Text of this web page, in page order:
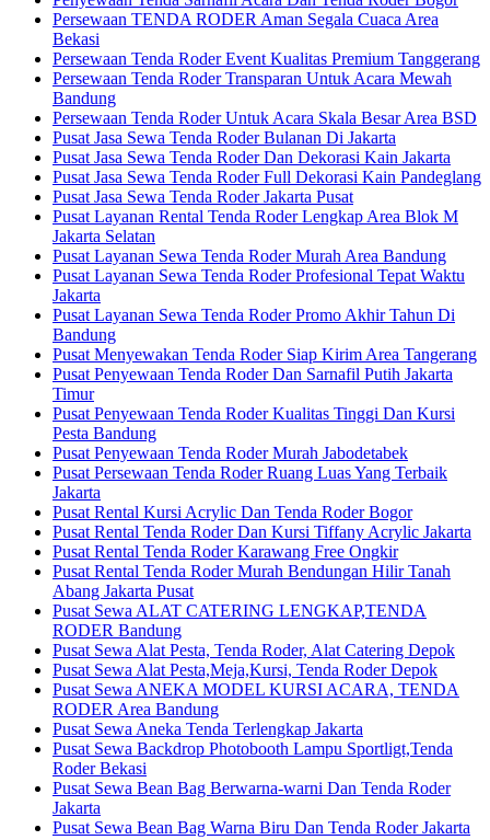
Persewaan TENDA RODER Aman Segala Cuaca Area
Bekasi
Persewaan Tenda Roder Event Kualitas Premium Tanggerang
Persewaan Tenda Roder Transparan Untuk Acara Mewah
Bandung
Persewaan Tenda Roder Untuk Acara Skala Besar Area BSD
Pusat Jasa Sewa Tenda Roder Bulanan Di Jakarta
Pusat Jasa Sewa Tenda Roder Dan Dekorasi Kain Jakarta
Pusat Jasa Sewa Tenda Roder Full Dekorasi Kain Pandeglang
Pusat Jasa Sewa Tenda Roder Jakarta Pusat
Pusat Layanan Rental Tenda Roder Lengkap Area Blok M
Jakarta Selatan
Pusat Layanan Sewa Tenda Roder Murah Area Bandung
Pusat Layanan Sewa Tenda Roder Profesional Tepat Waktu
Jakarta
Pusat Layanan Sewa Tenda Roder Promo Akhir Tahun Di
Bandung
Pusat Menyewakan Tenda Roder Siap Kirim Area Tangerang
Pusat Penyewaan Tenda Roder Dan Sarnafil Putih Jakarta
Timur
Pusat Penyewaan Tenda Roder Kualitas Tinggi Dan Kursi
Pesta Bandung
Pusat Penyewaan Tenda Roder Murah Jabodetabek
Pusat Persewaan Tenda Roder Ruang Luas Yang Terbaik
Jakarta
Pusat Rental Kursi Acrylic Dan Tenda Roder Bogor
Pusat Rental Tenda Roder Dan Kursi Tiffany Acrylic Jakarta
Pusat Rental Tenda Roder Karawang Free Ongkir
Pusat Rental Tenda Roder Murah Bendungan Hilir Tanah
Abang Jakarta Pusat
Pusat Sewa ALAT CATERING LENGKAP,TENDA
RODER Bandung
Pusat Sewa Alat Pesta, Tenda Roder, Alat Catering Depok
Pusat Sewa Alat Pesta,Meja,Kursi, Tenda Roder Depok
Pusat Sewa ANEKA MODEL KURSI ACARA, TENDA
RODER Area Bandung
Pusat Sewa Aneka Tenda Terlengkap Jakarta
Pusat Sewa Backdrop Photobooth Lampu Sportligt,Tenda
Roder Bekasi
Pusat Sewa Bean Bag Berwarna-warni Dan Tenda Roder
Jakarta
Pusat Sewa Bean Bag Warna Biru Dan Tenda Roder Jakarta